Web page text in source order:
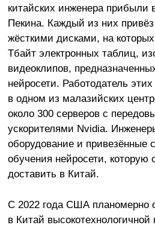
китайских инженера
Пекина. Каждый из них
жёсткими дисками, на
Тбайт электронных таблиц,
видеоклипов,
нейросети. Работодатель
в одном из малазийских
около 300 серверов с
ускорителями Nvidia.
оборудование и привезённые
обучения нейросети, которую
доставить в Китай.
С 2022 года США планомерно
в Китай высокотехнологичной